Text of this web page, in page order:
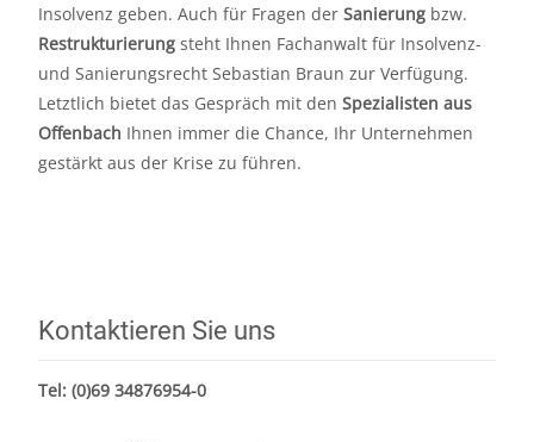
Insolvenz geben. Auch für Fragen der Sanierung bzw.
Restrukturierung steht Ihnen Fachanwalt für Insolvenz-
und Sanierungsrecht Sebastian Braun zur Verfügung.
Letztlich bietet das Gespräch mit den Spezialisten aus
Offenbach Ihnen immer die Chance, Ihr Unternehmen
gestärkt aus der Krise zu führen.
Kontaktieren Sie uns
Tel: (0)69 34876954-0